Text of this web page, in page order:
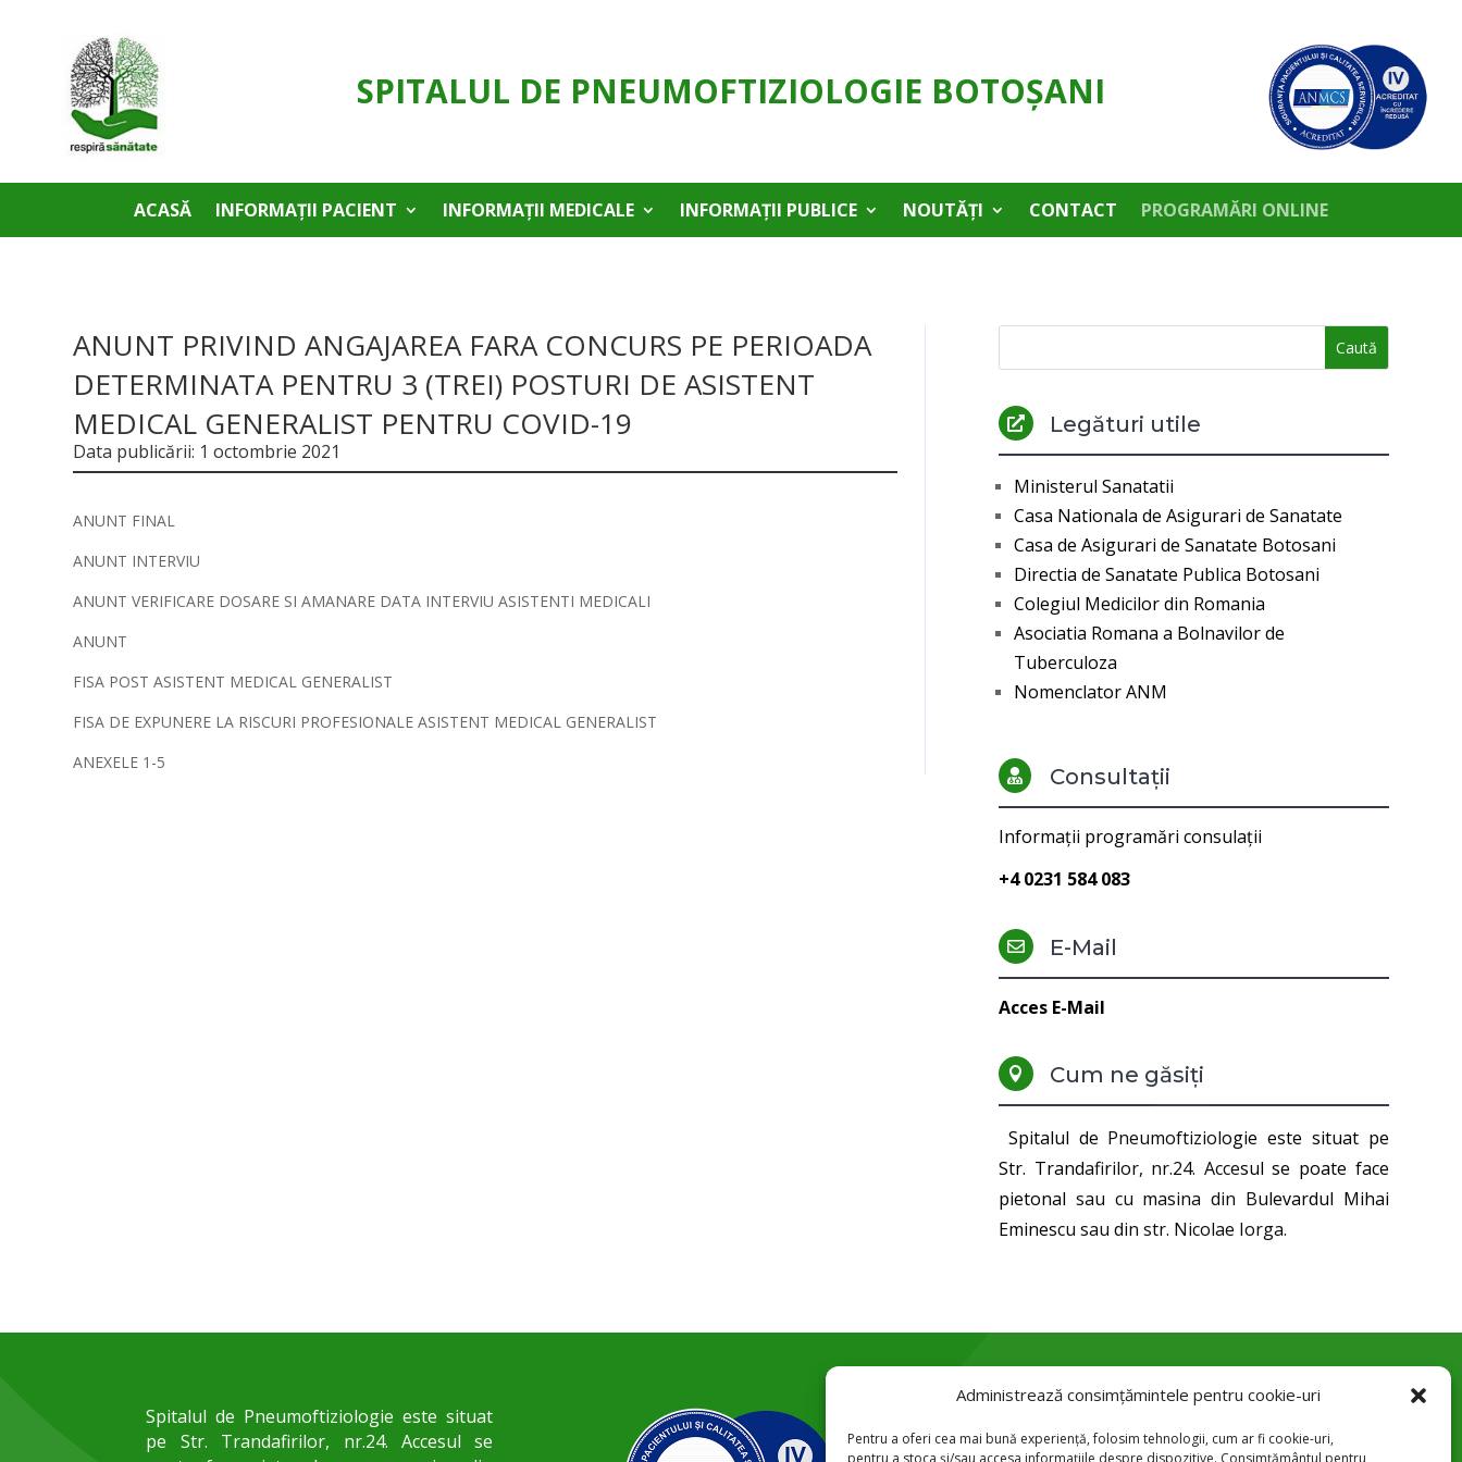
Administrează consimțămintele pentru cookie-uri
Pentru a oferi cea mai bună experiență, folosim tehnologii, cum ar fi cookie-uri,
pentru a stoca și/sau accesa informațiile despre dispozitive. Consimțământul pentru
SPITALUL DE PNEUMOFTIZIOLOGIE BOTOŞANI
ACASĂ INFORMAȚII PACIENT INFORMAȚII MEDICALE INFORMAȚII PUBLICE NOUTĂȚI CONTACT PROGRAMĂRI ONLINE
ANUNT PRIVIND ANGAJAREA FARA CONCURS PE PERIOADA
DETERMINATA PENTRU 3 (TREI) POSTURI DE ASISTENT
MEDICAL GENERALIST PENTRU COVID-19
Data publicării: 1 octombrie 2021
ANUNT FINAL
ANUNT INTERVIU
ANUNT VERIFICARE DOSARE SI AMANARE DATA INTERVIU ASISTENTI MEDICALI
ANUNT
FISA POST ASISTENT MEDICAL GENERALIST
FISA DE EXPUNERE LA RISCURI PROFESIONALE ASISTENT MEDICAL GENERALIST
ANEXELE 1-5
 Legături utile
Ministerul Sanatatii
Casa Nationala de Asigurari de Sanatate
Casa de Asigurari de Sanatate Botosani
Directia de Sanatate Publica Botosani
Colegiul Medicilor din Romania
Asociatia Romana a Bolnavilor de
Tuberculoza
Nomenclator ANM
 Consultații
Informații programări consulații
+4 0231 584 083
 E-Mail
Acces E-Mail
 Cum ne găsiți
Spitalul de Pneumoftiziologie este situat pe
Str. Trandafirilor, nr.24. Accesul se poate face
pietonal sau cu masina din Bulevardul Mihai
Eminescu sau din str. Nicolae Iorga.
Spitalul de Pneumoftiziologie este situat
pe Str. Trandafirilor, nr.24. Accesul se